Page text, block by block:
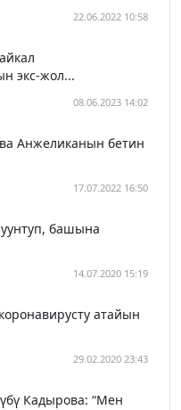
22.06.2022 10:58
экс-жол...
08.06.2023 14:02
Анжеликанын бетин
17.07.2022 16:50
башына
14.07.2020 15:19
атайын
29.02.2020 23:43
Кадырова: “Мен